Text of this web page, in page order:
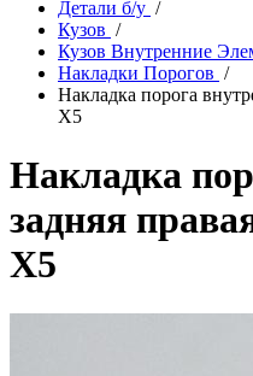
Детали б/у /
Кузов /
Кузов Внутренние
Накладки Порогов /
Накладка порога
X5
Накладка
задняя
X5